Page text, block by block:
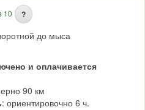
10 ?
до мыса
и оплачивается
90 км
: ориентировочно 6 ч.